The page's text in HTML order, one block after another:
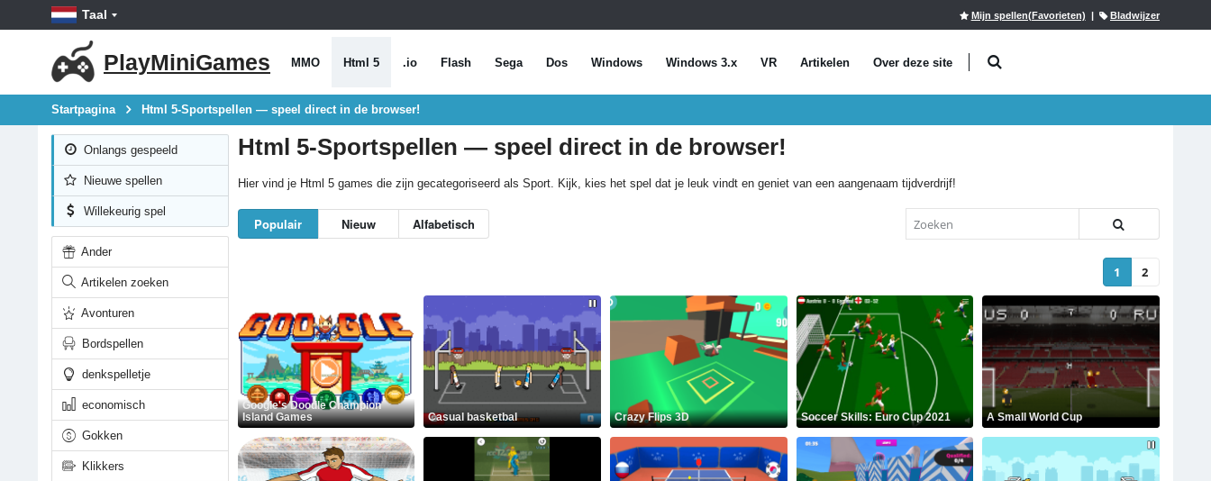
Taal Mijn spellen(Favorieten) | Bladwijzer
PlayMiniGames MMO Html 5 .io Flash Sega Dos Windows Windows 3.x VR Artikelen Over deze site
Startpagina Html 5-Sportspellen — speel direct in de browser!
Onlangs gespeeld
Nieuwe spellen
Willekeurig spel
Ander
Artikelen zoeken
Avonturen
Bordspellen
denkspelletje
economisch
Gokken
Klikkers
Html 5-Sportspellen — speel direct in de browser!
Hier vind je Html 5 games die zijn gecategoriseerd als Sport. Kijk, kies het spel dat je leuk vindt en geniet van een aangenaam tijdverdrijf!
Populair Nieuw Alfabetisch
1 2
Google's Doodle Champion
Island Games
Casual basketbal Crazy Flips 3D Soccer Skills: Euro Cup 2021 A Small World Cup